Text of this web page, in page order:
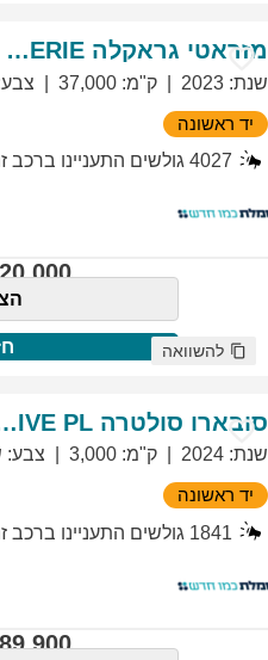
מזראטי גראקלה PRIMASERIE
שנת:
2023 ק"מ:
37,000 צבע
יד ראשונה
4027 גולשים התעניינו ברכב
להשוואה
סובארו סולטרה EXCLUSIVE PL
שנת:
2024 ק"מ:
3,000 צבע:
יד ראשונה
1841 גולשים התעניינו ברכב